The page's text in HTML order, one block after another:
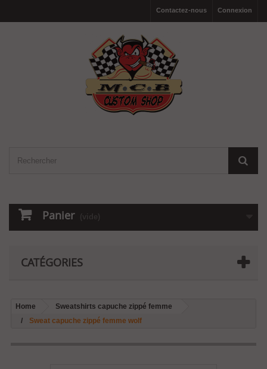
Connexion
Contactez-nous
Panier (vide)
CATÉGORIES
Home
Sweatshirts capuche zippé femme
Sweat capuche zippé femme wolf